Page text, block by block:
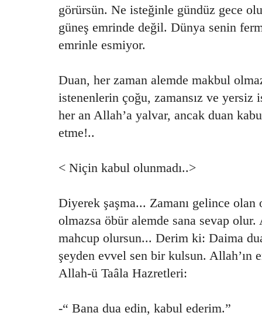
görürsün. Ne isteğinle gündüz gece
güneş emrinde değil. Dünya senin
emrinle esmiyor.
Duan, her zaman alemde makbul
istenenlerin çoğu, zamansız ve yersiz
her an Allah’a yalvar, ancak duan
etme!..
< Niçin kabul olunmadı..>
Diyerek şaşma... Zamanı gelince olan
olmazsa öbür alemde sana sevap olur.
mahcup olursun... Derim ki: Daima
şeyden evvel sen bir kulsun. Allah’ın
Allah-ü Taâla Hazretleri:
-“ Bana dua edin, kabul ederim.”